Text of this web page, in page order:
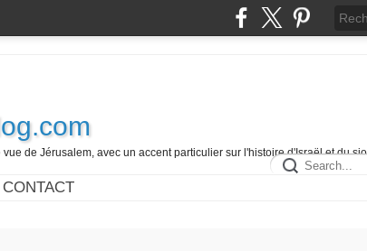
de Jérusalem, avec un accent particulier sur l'histoire d'Israël et du
CONTACT